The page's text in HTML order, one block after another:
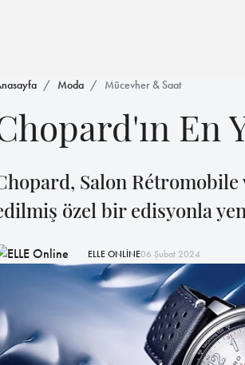
Moda Mücevher & Saat
En
Salon
özel bir edisyonla
ELLE ONLİNE06 Şubat 2024